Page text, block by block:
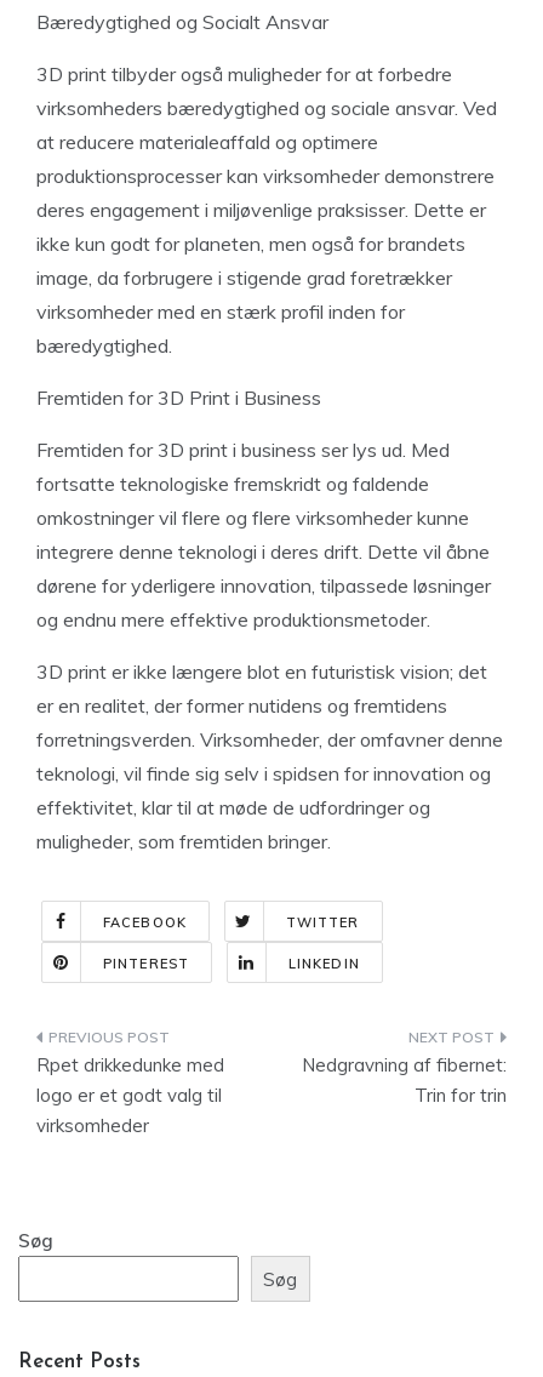
Bæredygtighed og Socialt Ansvar
3D print tilbyder også muligheder for at forbedre
virksomheders bæredygtighed og sociale ansvar. Ved
at reducere materialeaffald og optimere
produktionsprocesser kan virksomheder demonstrere
deres engagement i miljøvenlige praksisser. Dette er
ikke kun godt for planeten, men også for brandets
image, da forbrugere i stigende grad foretrækker
virksomheder med en stærk profil inden for
bæredygtighed.
Fremtiden for 3D Print i Business
Fremtiden for 3D print i business ser lys ud. Med
fortsatte teknologiske fremskridt og faldende
omkostninger vil flere og flere virksomheder kunne
integrere denne teknologi i deres drift. Dette vil åbne
dørene for yderligere innovation, tilpassede løsninger
og endnu mere effektive produktionsmetoder.
3D print er ikke længere blot en futuristisk vision; det
er en realitet, der former nutidens og fremtidens
forretningsverden. Virksomheder, der omfavner denne
teknologi, vil finde sig selv i spidsen for innovation og
effektivitet, klar til at møde de udfordringer og
muligheder, som fremtiden bringer.
FACEBOOK TWITTER
PINTEREST LINKEDIN
Indlægsnavigation
Rpet drikkedunke med
logo er et godt valg til
virksomheder
Nedgravning af fibernet:
Trin for trin
Søg
Søg
Recent Posts